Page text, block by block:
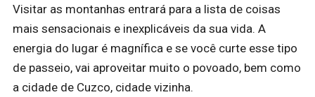
Visitar as montanhas entrará para a lista de coisas
mais sensacionais e inexplicáveis da sua vida. A
energia do lugar é magnífica e se você curte esse tipo
de passeio, vai aproveitar muito o povoado, bem como
a cidade de Cuzco, cidade vizinha.